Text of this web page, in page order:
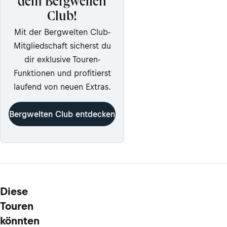
dem Bergwelten
Club!
Mit der Bergwelten Club-
Mitgliedschaft sicherst du
dir exklusive Touren-
Funktionen und profitierst
laufend von neuen Extras.
Bergwelten Club entdecken
Diese
Touren
könnten